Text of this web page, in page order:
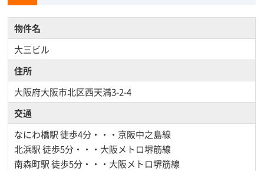
物件名
大三ビル
住所
大阪府大阪市北区西天満3-2-4
交通
なにわ橋駅徒歩4分・・・京阪中之島線
北浜駅徒歩5分・・・大阪メトロ堺筋線
南森町駅徒歩5分・・・大阪メトロ堺筋線